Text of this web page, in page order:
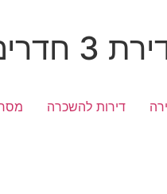
עילית
דירות להשכרה